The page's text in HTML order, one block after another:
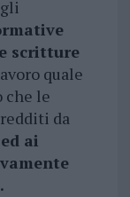
scritture
quale
che le
da
ai